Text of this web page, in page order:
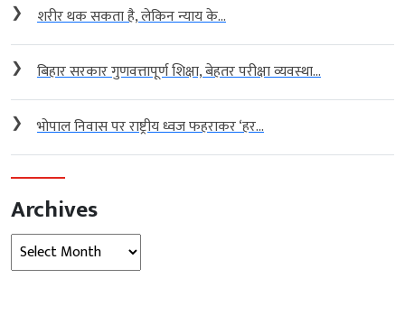
❯ शरीर थक सकता है, लेकिन न्याय के...
❯ बिहार सरकार गुणवत्तापूर्ण शिक्षा, बेहतर परीक्षा व्यवस्था...
❯ भोपाल निवास पर राष्ट्रीय ध्वज फहराकर ‘हर...
Archives
Archives